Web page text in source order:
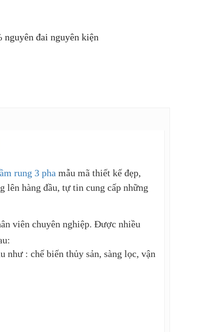
nguyên đai nguyên kiện
rung 3 pha mẫu mã thiết kế đẹp,
hàng đầu, tự tin cung cấp những
viên chuyên nghiệp. Được nhiều
như : chế biến thủy sản, sàng lọc, vận